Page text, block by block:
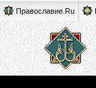
Православие.Ru